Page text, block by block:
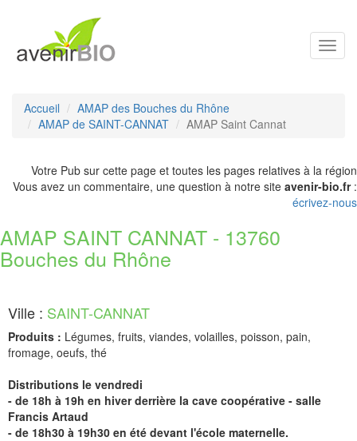
Accueil
AMAP des Bouches du Rhône
AMAP de SAINT-CANNAT
AMAP Saint Cannat
Votre Pub sur cette page et toutes les pages relatives à la région
Vous avez un commentaire, une question à notre site avenir-bio.fr:
écrivez-nous
AMAP SAINT CANNAT - 13760
Bouches du Rhône
Ville : SAINT-CANNAT
Produits : Légumes, fruits, viandes, volailles, poisson, pain,
fromage, oeufs, thé
Distributions le vendredi
- de 18h à 19h en hiver derrière la cave coopérative - salle
Francis Artaud
- de 18h30 à 19h30 en été devant l'école maternelle.